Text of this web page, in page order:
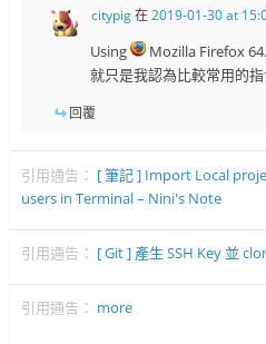
citypig在2019-01-30 at
Using Mozilla Firefox
就只是我認為比較常用的
回覆
引用通告： [ 筆記 ] Import Local
users in Terminal – Nini's Note
引用通告： [ Git ] 產生 SSH Key 並
引用通告： more